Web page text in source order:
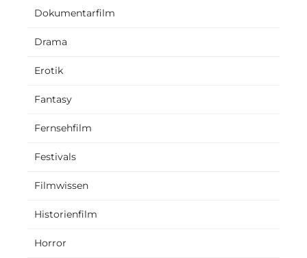
Dokumentarfilm
Drama
Erotik
Fantasy
Fernsehfilm
Festivals
Filmwissen
Historienfilm
Horror